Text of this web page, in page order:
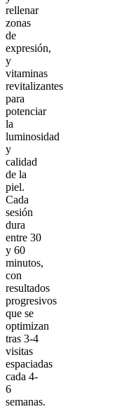
rellenar
zonas
de
expresión,
y
vitaminas
revitalizantes
para
potenciar
la
luminosidad
y
calidad
de la
piel.
Cada
sesión
dura
entre 30
y 60
minutos,
con
resultados
progresivos
que se
optimizan
tras 3-4
visitas
espaciadas
cada 4-
6
semanas.